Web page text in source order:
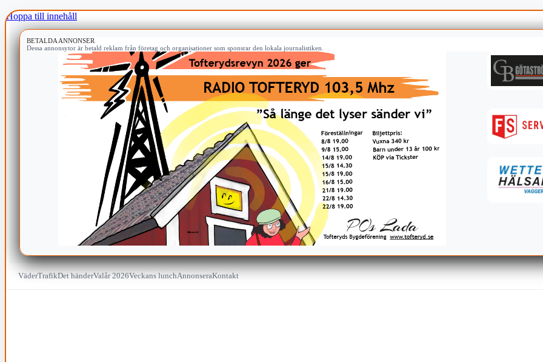
Hoppa till innehåll
BETALDA ANNONSER
Dessa annonsytor är betald reklam från företag och organisationer som sponsrar den lokala journalistiken.
VäderTrafikDet händerValår 2026Veckans lunchAnnonseraKontakt